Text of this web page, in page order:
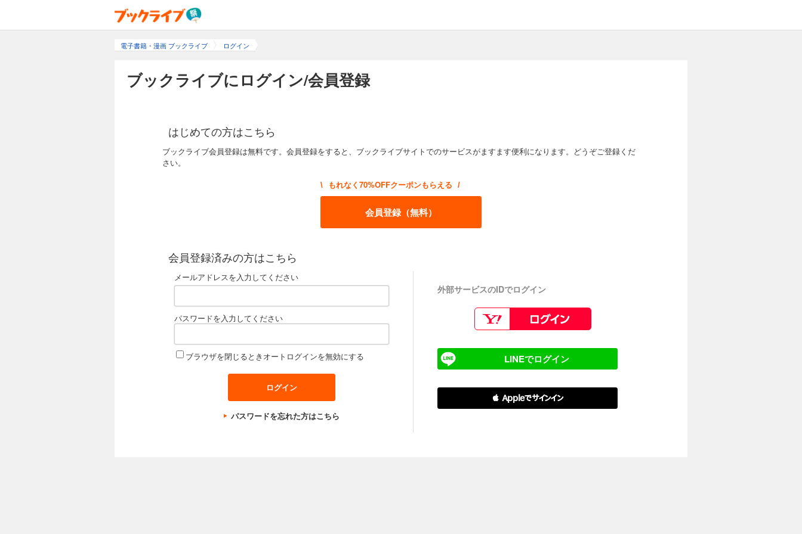
電子書籍・漫画 ブックライブ ログイン
ブックライブにログイン/会員登録
はじめての方はこちら
ブックライブ会員登録は無料です。会員登録をすると、ブックライブサイトでのサービスがますます便利になります。どうぞご登録くだ
さい。
\ もれなく70%OFFクーポンもらえる /
会員登録（無料）
会員登録済みの方はこちら
メールアドレスを入力してください
パスワードを入力してください
ブラウザを閉じるときオートログインを無効にする
パスワードを忘れた方はこちら
外部サービスのIDでログイン
LINEでログイン
 Appleでサインイン